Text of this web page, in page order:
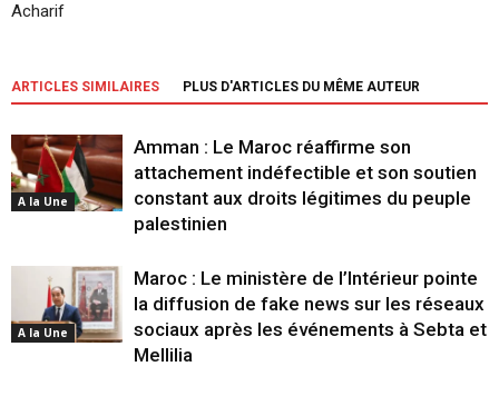
Acharif
ARTICLES SIMILAIRES PLUS D'ARTICLES DU MÊME AUTEUR
A la Une
Amman : Le Maroc réaffirme son
attachement indéfectible et son soutien
constant aux droits légitimes du peuple
palestinien
A la Une
Maroc : Le ministère de l’Intérieur pointe
la diffusion de fake news sur les réseaux
sociaux après les événements à Sebta et
Mellilia